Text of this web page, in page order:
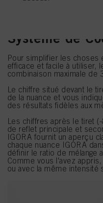
Système de
Pour simplifier les choses
efficace et facile à utiliser,
combinaison maximale de
Le chiffre situé devant le
de la nuance et vous
des résultats fidèles aux
Les chiffres après le tiret
de reflet principale et
IGORA fournit un aperçu
chaque nuance IGORA
définir le ratio de mélange
Comme vous l'avez
ou avec la même intensité